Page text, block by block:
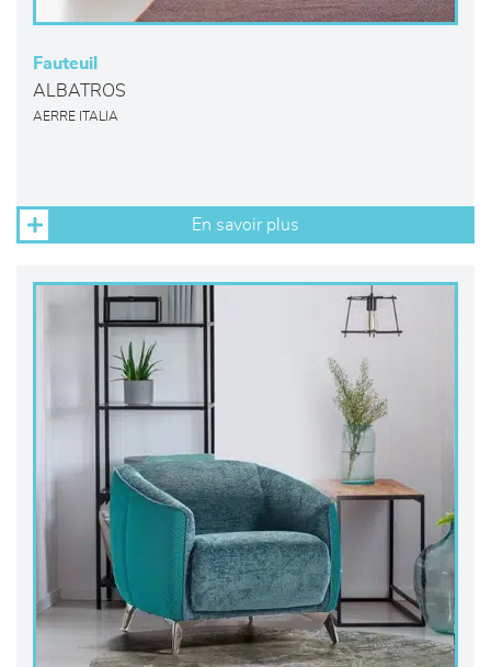
Fauteuil
ALBATROS
AERRE ITALIA
En savoir plus